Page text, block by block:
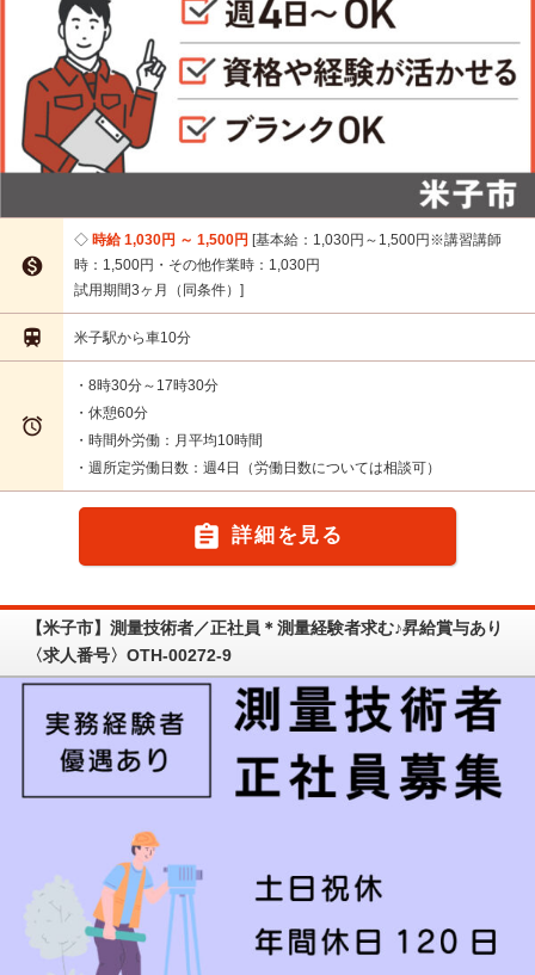

時給 1,030円 ～ 1,500円 基本給：1,030円～1,500円※講習講師
時：1,500円・その他作業時：1,030円
試用期間3ヶ月（同条件）
 米子駅から車10分

・8時30分～17時30分
・休憩60分
・時間外労働：月平均10時間
・週所定労働日数：週4日（労働日数については相談可）
 詳細を見る
【米子市】測量技術者／正社員＊測量経験者求む♪昇給賞与あり
〈求人番号〉OTH-00272-9